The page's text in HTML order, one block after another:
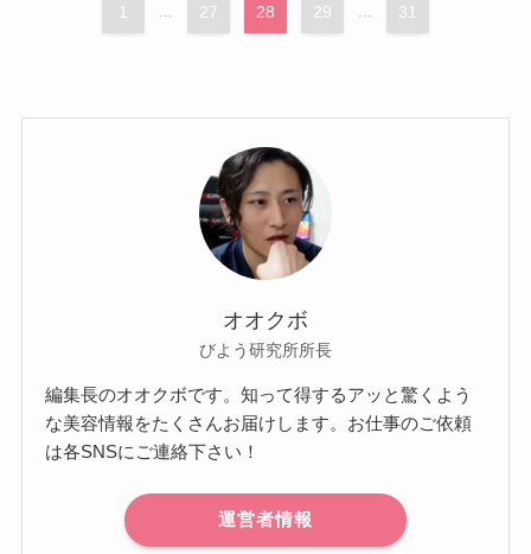
1 ... 27 28 29 ... 31
オオクボ
びよう研究所所長
編集長のオオクボです。知って得するアッと驚くよう
な美容情報をたくさんお届けします。お仕事のご依頼
は各SNSにご連絡下さい！
運営者情報